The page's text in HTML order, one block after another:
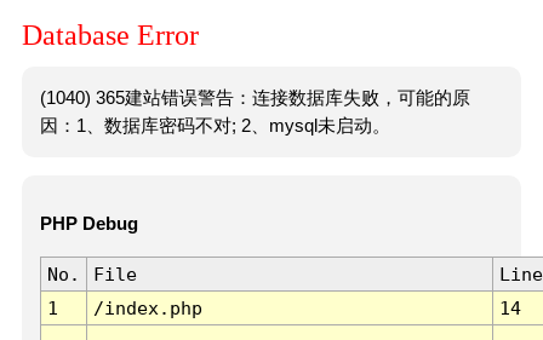
Database Error
(1040) 365建站错误警告：连接数据库失败，可能的原
因：1、数据库密码不对; 2、mysql未启动。
PHP Debug
No. File
Line
1
/index.php 14